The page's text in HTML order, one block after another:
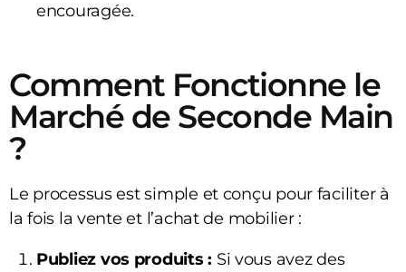
encouragée.
Comment Fonctionne le
Marché de Seconde Main
?
Le processus est simple et conçu pour faciliter à
la fois la vente et l’achat de mobilier :
Publiez vos produits : Si vous avez des